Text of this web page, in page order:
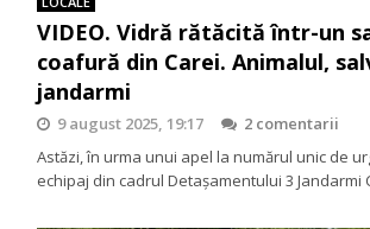
VIDEO. Vidră rătăcită într-un
coafură din Carei. Animalul,
jandarmi
9 august 2025, 19:17
2 comentarii
Astăzi, în urma unui apel la numărul unic de
echipaj din cadrul Detașamentului 3 Jandarmi